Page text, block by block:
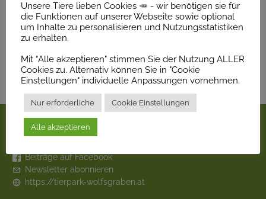
← Alle Tiere
Online
Beiträge auf Facebook
Newsletter abonnieren
https://tierpark-wolfsgraben.at
Unsere Tiere lieben Cookies 🥕 - wir benötigen sie für
die Funktionen auf unserer Webseite sowie optional
um Inhalte zu personalisieren und Nutzungsstatistiken
zu erhalten.
Mit “Alle akzeptieren" stimmen Sie der Nutzung ALLER
Cookies zu. Alternativ können Sie in "Cookie
Einstellungen" individuelle Anpassungen vornehmen.
Nur erforderliche Cookie Einstellungen
Alle akzeptieren